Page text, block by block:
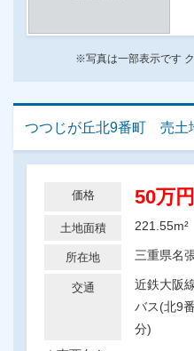
※写真は一部表示です
つつじが丘北9番町
価格 50万円
土地面積 221.55m²
所在地 三重県名
交通
近鉄大阪
バス(北9
分)